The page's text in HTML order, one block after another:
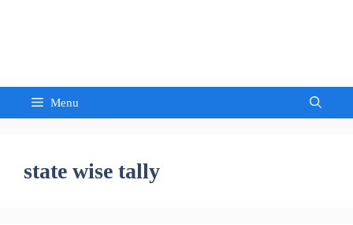
Menu
state wise tally